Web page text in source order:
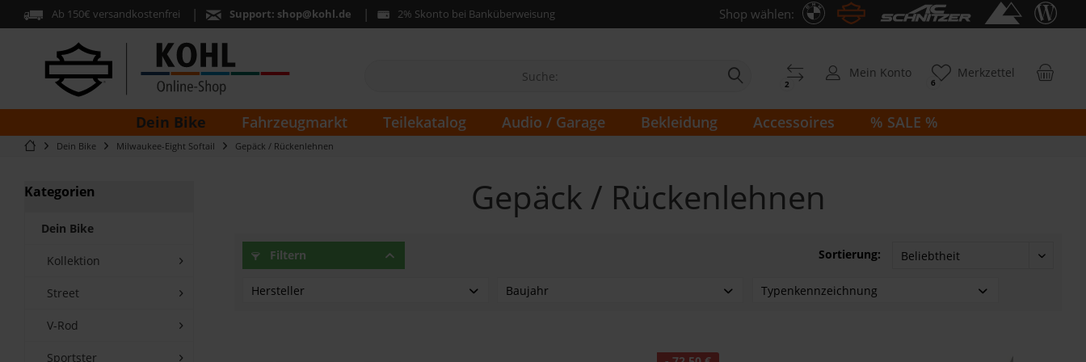
Ab 150€ versandkostenfrei Support: shop@kohl.de 2% Skonto bei Banküberweisung Shop wählen:
6
Merkzettel
Mein Konto
2
Dein Bike Fahrzeugmarkt Teilekatalog Audio / Garage Bekleidung Accessoires % SALE %
Dein Bike Milwaukee-Eight Softail Gepäck / Rückenlehnen
Kategorien
Dein Bike
Kollektion
Street
V-Rod
Sportster
Gepäck / Rückenlehnen
Filtern Sortierung:
Hersteller Baujahr Typenkennzeichnung